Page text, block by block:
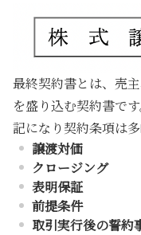
最終契約書とは、売
を盛り込む契約書で
記になり契約条項は多
譲渡対価
クロージング
表明保証
前提条件
取引実行後の誓約